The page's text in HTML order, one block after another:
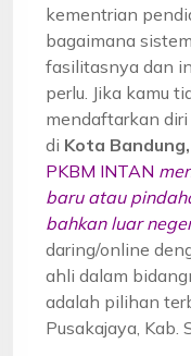
kementrian
bagaimana
fasilitasnya dan
perlu. Jika kamu
mendaftarkan
di Kota
PKBM INTAN
baru atau
bahkan luar
daring/online
ahli dalam
adalah pilihan
Pusakajaya, Kab.